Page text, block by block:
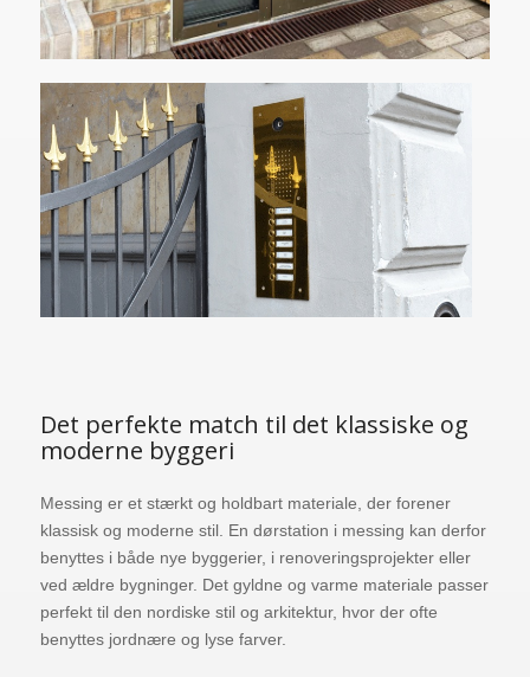
Det perfekte match til det klassiske og
moderne byggeri
Messing er et stærkt og holdbart materiale, der forener
klassisk og moderne stil. En dørstation i messing kan derfor
benyttes i både nye byggerier, i renoveringsprojekter eller
ved ældre bygninger. Det gyldne og varme materiale passer
perfekt til den nordiske stil og arkitektur, hvor der ofte
benyttes jordnære og lyse farver.